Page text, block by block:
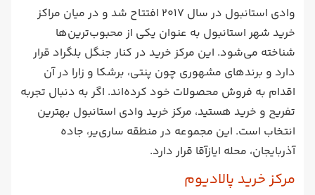
وادی استانبول در سال 2017 افتتاح شد و در میان مراکز
خرید شهر استانبول به عنوان یکی از محبوب‌ترین‌ها
شناخته می‌شود. این مرکز خرید در کنار جنگل بلگراد قرار
دارد و برندهای مشهوری چون پنتی، برشکا و زارا در آن
اقدام به فروش محصولات خود کرده‌اند. اگر به دنبال تجربه
تفریح و خرید هستید، مرکز خرید وادی استانبول بهترین
انتخاب است. این مجموعه در منطقه ساری‌یر، جاده
آذربایجان، محله ایازآقا قرار دارد.
مرکز خرید پالادیوم